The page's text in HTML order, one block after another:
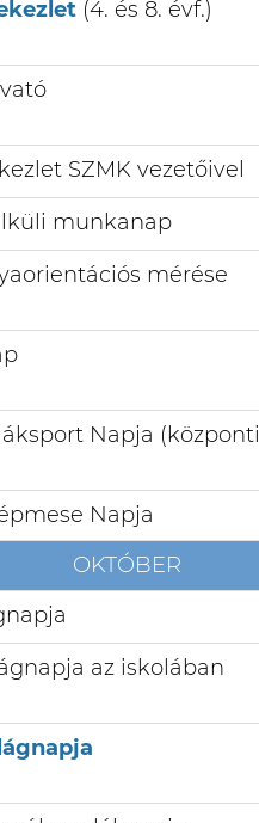
(4. és 8. évf.)
SZMK vezetőivel
munkanap
mérése
Napja (központi
Napja
OKTÓBER
az iskolában